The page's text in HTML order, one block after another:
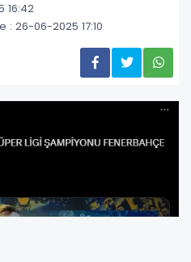
16:42
: 26-06-2025 17:10